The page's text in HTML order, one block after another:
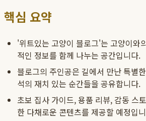
핵심 요약
'위트있는 고양이 블로그'는 고양이와
적인 정보를 함께 나누는 공간입니다.
블로그의 주인공은 길에서 만난 특별
석의 재치 있는 순간들을 공유합니다.
초보 집사 가이드, 용품 리뷰, 감동 스
한 다채로운 콘텐츠를 제공할 예정입